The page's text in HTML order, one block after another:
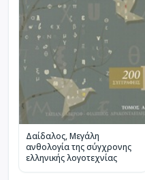
Δαίδαλος, Μεγάλη
ανθολογία της σύγχρονης
ελληνικής λογοτεχνίας